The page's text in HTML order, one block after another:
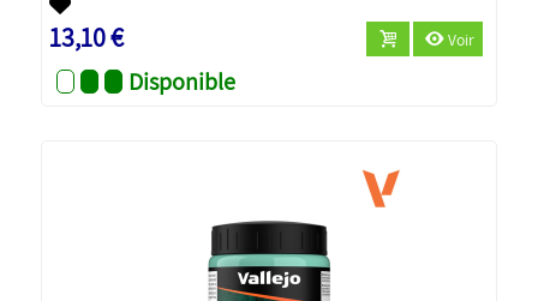
13,10 € Voir
Disponible